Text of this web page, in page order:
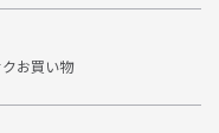
お買い物